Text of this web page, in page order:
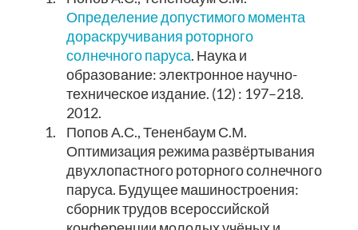
Определение допустимого момента
дораскручивания роторного
солнечного паруса. Наука и
образование: электронное научно-
техническое издание. (12) : 197–218.
2012.
1.
Попов А.С., Тененбаум С.М.
Оптимизация режима развёртывания
двухлопастного роторного солнечного
паруса. Будущее машиностроения:
сборник трудов всероссийской